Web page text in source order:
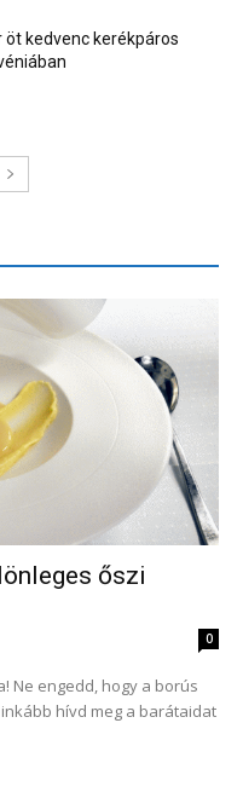
öt kedvenc kerékpáros
őszi
0
Ne engedd, hogy a borús
hívd meg a barátaidat